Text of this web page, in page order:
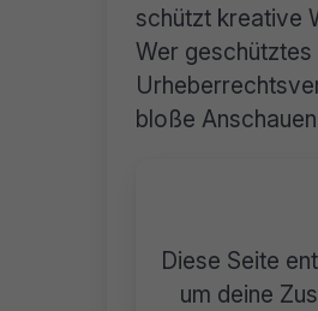
schützt kreative
Wer
bloße
Diese Seite
um deine